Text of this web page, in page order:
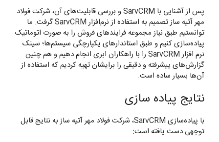
پس از آشنایی با SarvCRM و بررسی قابلیت‌های آن، شرکت فولاد
مهر آتیه ساز تصمیم به استفاده از نرم‌افزار SarvCRM گرفت. ما
توانستیم طبق نیاز مجموعه فرایندهای فروش را به صورت اتوماتیک
پیاده‌سازی کنیم و طبق استاندارهای یکپارچگی سیستم‌ها؛ سینک
نرم افزار SarvCRM را با راهکاران ابری انجام دهیم و هم چنین
گزارش‌های پیشرفته و دقیقی را برایشان تهیه کردیم که استفاده از
آن‌ها بسیار ساده است.
نتایج پیاده سازی
با پیاده‌سازی SarvCRM، شرکت فولاد مهر آتیه ساز به نتایج قابل
توجهی دست یافته است: